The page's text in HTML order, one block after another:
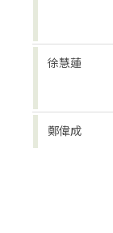
徐慧蓮
鄭偉成